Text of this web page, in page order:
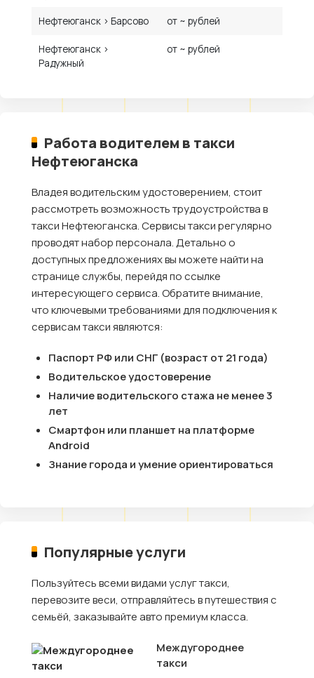
Нефтеюганск › Барсово от ~ рублей
Нефтеюганск ›
Радужный
от ~ рублей
Работа водителем в такси
Нефтеюганска
Владея водительским удостоверением, стоит
рассмотреть возможность трудоустройства в
такси Нефтеюганска. Сервисы такси регулярно
проводят набор персонала. Детально о
доступных предложениях вы можете найти на
странице службы, перейдя по ссылке
интересующего сервиса. Обратите внимание,
что ключевыми требованиями для подключения к
сервисам такси являются:
Паспорт РФ или СНГ (возраст от 21 года)
Водительское удостоверение
Наличие водительского стажа не менее 3
лет
Смартфон или планшет на платформе
Android
Знание города и умение ориентироваться
Популярные услуги
Пользуйтесь всеми видами услуг такси,
перевозите веси, отправляйтесь в путешествия с
семьёй, заказывайте авто премиум класса.
Междугороднее
такси